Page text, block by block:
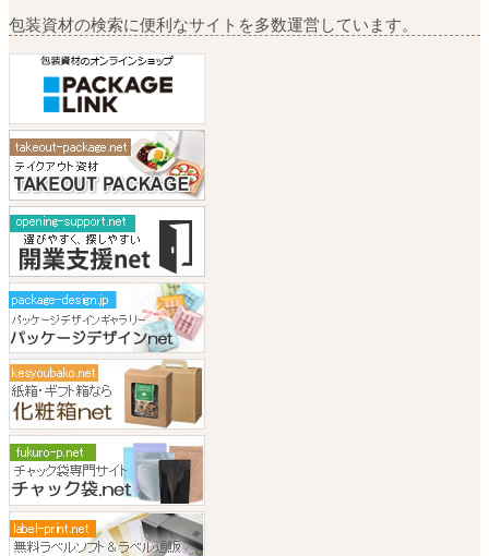
包装資材の検索に便利なサイトを多数運営しています。